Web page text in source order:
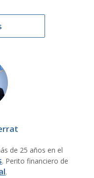
de 25 años en el
. Perito financiero de
.